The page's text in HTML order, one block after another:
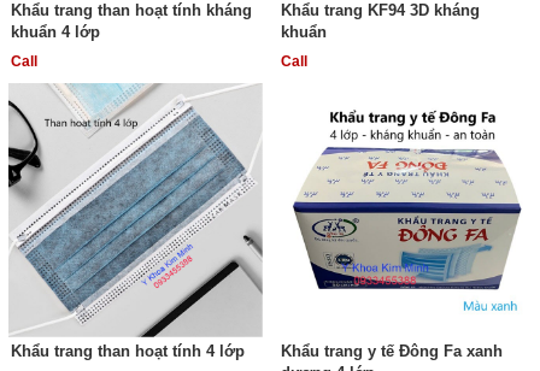
Khẩu trang than hoạt tính kháng
khuẩn 4 lớp
Call
Khẩu trang KF94 3D kháng
khuẩn
Call
Khẩu trang than hoạt tính 4 lớp
Khẩu trang y tế Đông Fa xanh